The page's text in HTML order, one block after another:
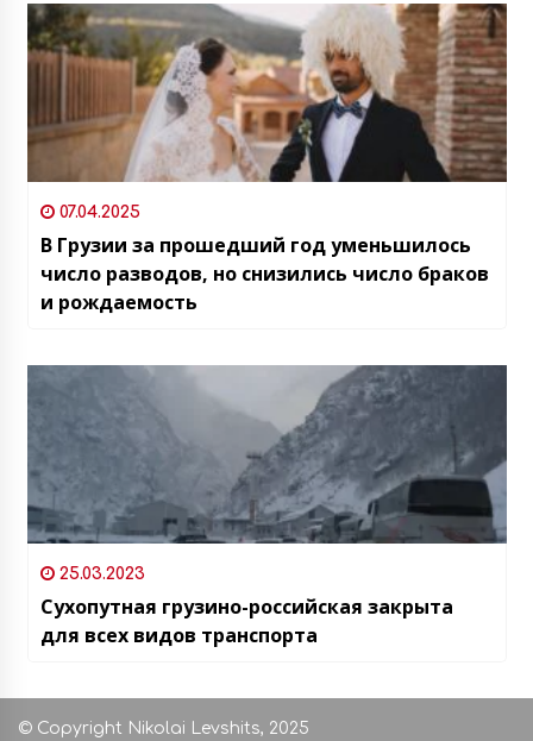
07.04.2025
В Грузии за прошедший год уменьшилось
число разводов, но снизились число браков
и рождаемость
25.03.2023
Сухопутная грузино-российская закрыта
для всех видов транспорта
© Copyright Nikolai Levshits, 2025